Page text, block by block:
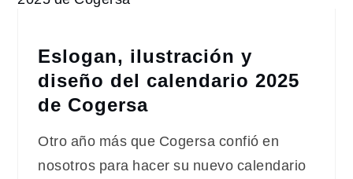
Eslogan, ilustración y
diseño del calendario 2025
de Cogersa
Otro año más que Cogersa confió en
nosotros para hacer su nuevo calendario